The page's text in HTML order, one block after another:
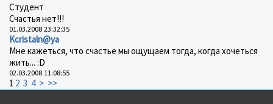
Студент
Счастья нет!!!
01.03.2008 23:32:35
Kcristaln@ya
Мне кажеться, что счастье мы ощущаем тогда, когда хочеться
жить... :D
02.03.2008 11:08:55
1 2 3 4 > >>